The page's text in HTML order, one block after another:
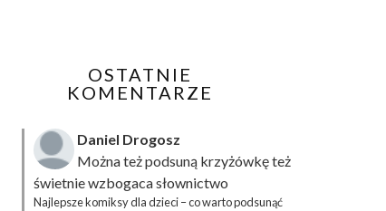
OSTATNIE
KOMENTARZE
Daniel Drogosz
Można też podsuną krzyżówkęteż
świetnie wzbogaca słownictwo
Najlepsze komiksy dla dzieci – co warto podsunąć